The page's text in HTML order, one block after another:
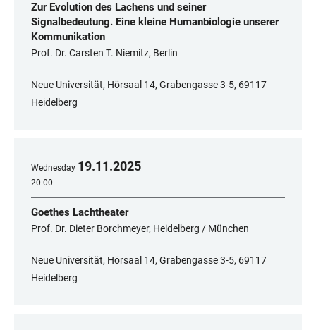
Zur Evolution des Lachens und seiner
Signalbedeutung. Eine kleine Humanbiologie unserer
Kommunikation
Prof. Dr. Carsten T. Niemitz, Berlin
Neue Universität, Hörsaal 14, Grabengasse 3-5, 69117
Heidelberg
Wednesday 19.11.2025
20:00
Goethes Lachtheater
Prof. Dr. Dieter Borchmeyer, Heidelberg / München
Neue Universität, Hörsaal 14, Grabengasse 3-5, 69117
Heidelberg